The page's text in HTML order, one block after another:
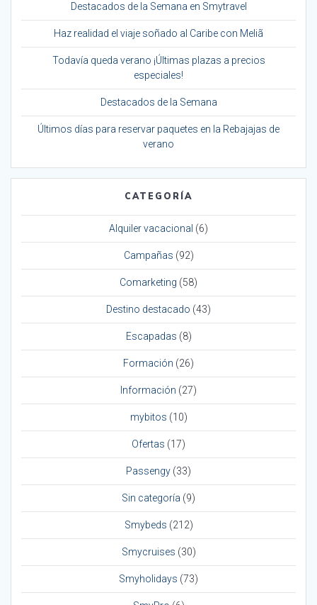
Destacados de la Semana en Smytravel
Haz realidad el viaje soñado al Caribe con Meliã
Todavía queda verano ¡Últimas plazas a precios
especiales!
Destacados de la Semana
Últimos días para reservar paquetes en la Rebajajas de
verano
CATEGORÍA
Alquiler vacacional (6)
Campañas (92)
Comarketing (58)
Destino destacado (43)
Escapadas (8)
Formación (26)
Información (27)
mybitos (10)
Ofertas (17)
Passengy (33)
Sin categoría (9)
Smybeds (212)
Smycruises (30)
Smyholidays (73)